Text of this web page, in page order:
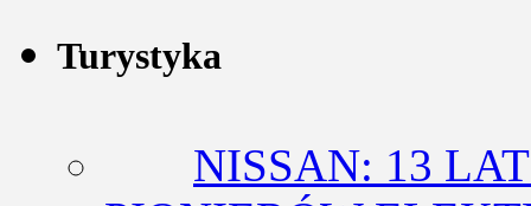
Turystyka
NISSAN: 13